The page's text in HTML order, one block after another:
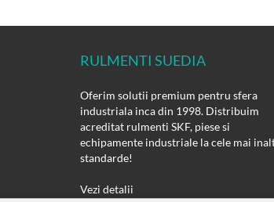
RULMENTI SUEDIA
Oferim solutii premium pentru sfera
industriala inca din 1998. Distribuim
acreditat rulmenti SKF, piese si
echipamente industriale la cele mai
standarde!
Vezi detalii